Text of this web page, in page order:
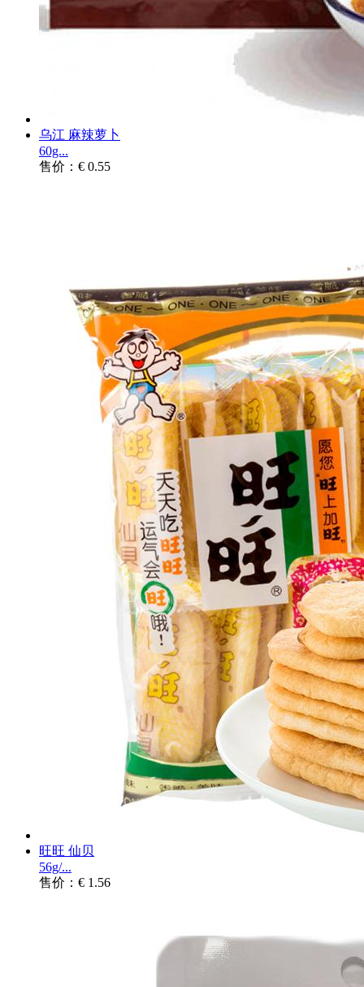
乌江 麻辣萝卜
60g...
售价：€ 0.55
旺旺 仙贝
56g/...
售价：€ 1.56